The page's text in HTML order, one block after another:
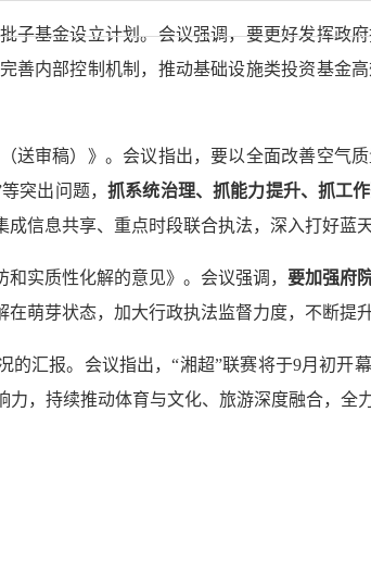
基金设立计划。会议强调，要更好发挥政
善内部控制机制，推动基础设施类投资基金
审稿）》。会议指出，要以全面改善空气
突出问题，抓系统治理、抓能力提升、抓工作
信息共享、重点时段联合执法，深入打好蓝
实质性化解的意见》。会议强调， 要加强府
萌芽状态，加大行政执法监督力度，不断提
报。会议指出，“湘超”联赛将于9月初开
力，持续推动体育与文化、旅游深度融合，全